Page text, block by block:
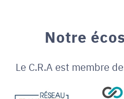
Notre
Le C.R.A est membre